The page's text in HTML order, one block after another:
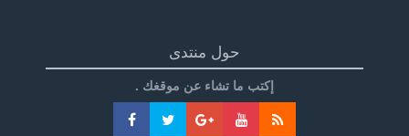
حول منتدى
إكتب ما تشاء عن موقغك .